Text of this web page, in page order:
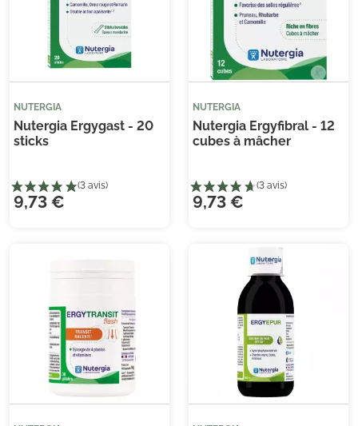
(3 avis)
NUTERGIA
Nutergia Ergygast - 20
sticks
9,73 €
NUTERGIA
Nutergia Ergyfibral - 12
cubes à mâcher
9,73 €